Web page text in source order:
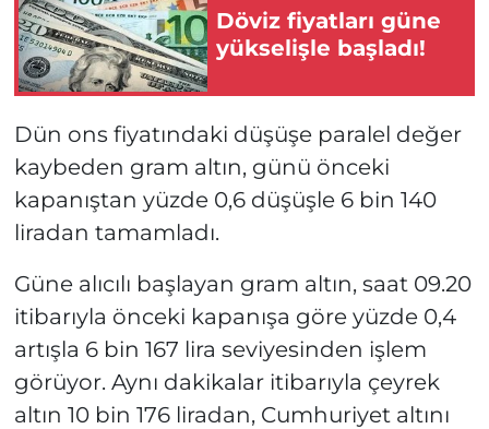
Döviz fiyatları güne
yükselişle başladı!
Dün ons fiyatındaki düşüşe paralel değer
kaybeden gram altın, günü önceki
kapanıştan yüzde 0,6 düşüşle 6 bin 140
liradan tamamladı.
Güne alıcılı başlayan gram altın, saat 09.20
itibarıyla önceki kapanışa göre yüzde 0,4
artışla 6 bin 167 lira seviyesinden işlem
görüyor. Aynı dakikalar itibarıyla çeyrek
altın 10 bin 176 liradan, Cumhuriyet altını